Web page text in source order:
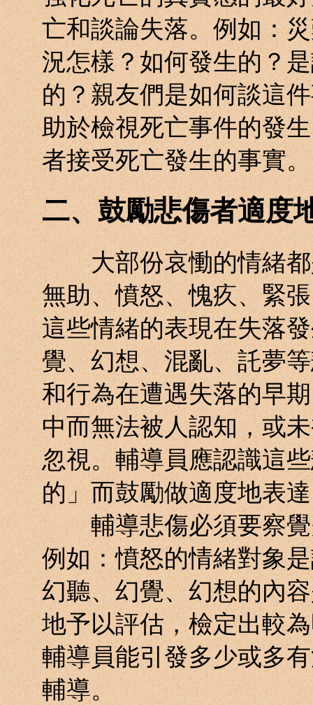
亡和談論失落。例如：
況怎樣？如何發生的？
的？親友們是如何談這
助於檢視死亡事件的發
者接受死亡發生的事實。
二、鼓勵悲傷者適度
大部份哀慟的情緒都
無助、憤怒、愧疚、緊
這些情緒的表現在失落
覺、幻想、混亂、託夢
和行為在遭遇失落的早
中而無法被人認知，或
忽視。輔導員應認識這
的」而鼓勵做適度地表
輔導悲傷必須要察覺
例如：憤怒的情緒對象
幻聽、幻覺、幻想的內
地予以評估，檢定出較
輔導員能引發多少或多
輔導。